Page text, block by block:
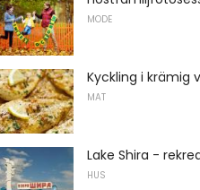
MODE
Kyckling i krämig
MAT
Lake Shira -
HUS